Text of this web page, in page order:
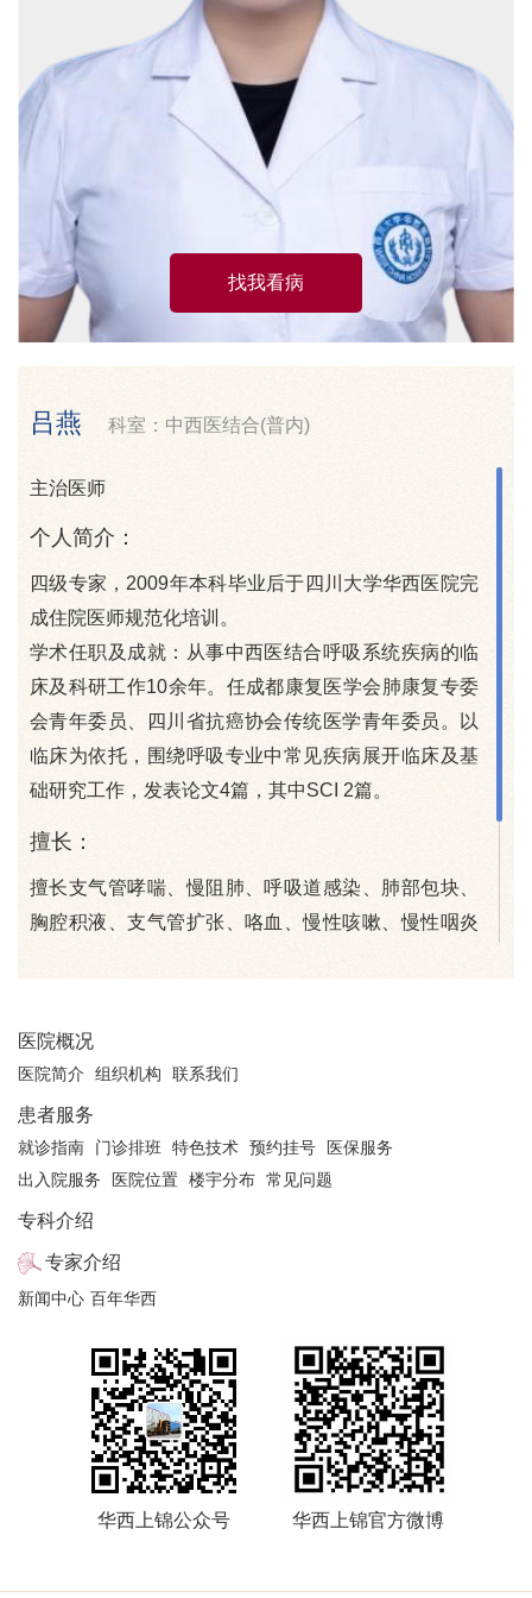
找我看病
吕燕 科室：中西医结合(普内)
主治医师
个人简介：
四级专家，2009年本科毕业后于四川大学华西医院完
成住院医师规范化培训。
学术任职及成就：从事中西医结合呼吸系统疾病的临
床及科研工作10余年。任成都康复医学会肺康复专委
会青年委员、四川省抗癌协会传统医学青年委员。以
临床为依托，围绕呼吸专业中常见疾病展开临床及基
础研究工作，发表论文4篇，其中SCI 2篇。
擅长：
擅长支气管哮喘、慢阻肺、呼吸道感染、肺部包块、
胸腔积液、支气管扩张、咯血、慢性咳嗽、慢性咽炎
周三下午、周五上午
注：具体门诊医生坐诊信息以院方当日公布信息为准
医院概况
医院简介 组织机构 联系我们
患者服务
就诊指南 门诊排班 特色技术 预约挂号
医保服务
出入院服务
医院位置 楼宇分布 常见问题
专科介绍
专家介绍
新闻中心 百年华西
华西上锦公众号 华西上锦官方微博